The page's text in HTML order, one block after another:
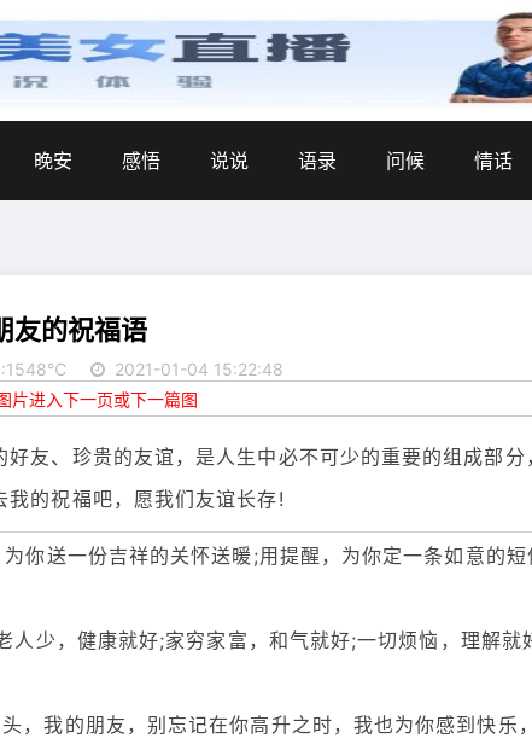
晚安 感悟 说说 语录 问候 情话
友的祝福语
:1548℃
2021-01-04 15:22:48
片进入下一页或下一篇图
友、珍贵的友谊，是人生中必不可少的重要的组成部分
的祝福吧，愿我们友谊长存!
你送一份吉祥的关怀送暖;用提醒，为你定一条如意的短
少，健康就好;家穷家富，和气就好;一切烦恼，理解就
，我的朋友，别忘记在你高升之时，我也为你感到快乐，